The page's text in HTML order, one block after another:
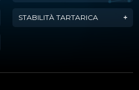
STABILITÀ TARTARICA